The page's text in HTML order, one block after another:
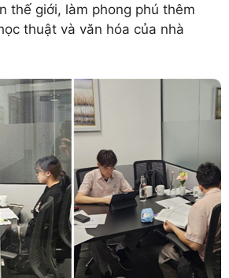
thế giới, làm phong phú thêm
thuật và văn hóa của nhà